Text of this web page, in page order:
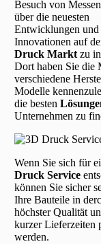
Besuch von
über die neuesten
Entwicklungen und
Innovationen auf
Druck Markt zu
Dort haben Sie die
verschiedene
Modelle
die besten
Unternehmen zu
Wenn Sie sich für
Druck Service
können Sie sicher
Ihre Bauteile in
höchster Qualität
kurzer Lieferzeiten
werden.